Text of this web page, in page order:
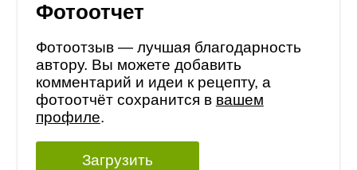
Фотоотчет
Фотоотзыв — лучшая благодарность
автору. Вы можете добавить
комментарий и идеи к рецепту, а
фотоотчёт сохранится в вашем
профиле.
Загрузить